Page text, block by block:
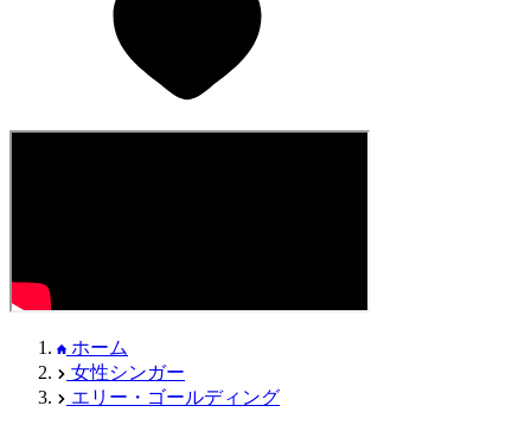
ホーム
女性シンガー
エリー・ゴールディング